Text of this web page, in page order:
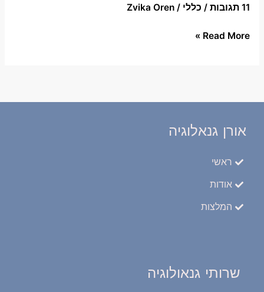
11 תגובות / כללי /
Zvika Oren
Read More »
אורן גנאלוגיה
ראשי
אודות
המלצות
שרותי גנאולוגיה